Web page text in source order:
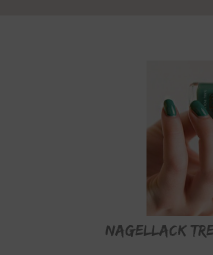
Nagellack